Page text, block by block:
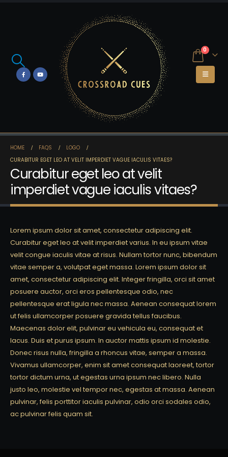
0
HOME FAQS
LOGO
CURABITUR EGET LEO AT VELIT IMPERDIET VAGUE IACULIS VITAES?
Curabitur eget leo at velit
imperdiet vague iaculis vitaes?
Lorem ipsum dolor sit amet, consectetur adipiscing elit.
Curabitur eget leo at velit imperdiet varius. In eu ipsum vitae
velit congue iaculis vitae at risus. Nullam tortor nunc, bibendum
vitae semper a, volutpat eget massa. Lorem ipsum dolor sit
amet, consectetur adipiscing elit. Integer fringilla, orci sit amet
posuere auctor, orci eros pellentesque odio, nec
pellentesque erat ligula nec massa. Aenean consequat lorem
ut felis ullamcorper posuere gravida tellus faucibus.
Maecenas dolor elit, pulvinar eu vehicula eu, consequat et
lacus. Duis et purus ipsum. In auctor mattis ipsum id molestie.
Donec risus nulla, fringilla a rhoncus vitae, semper a massa.
Vivamus ullamcorper, enim sit amet consequat laoreet, tortor
tortor dictum urna, ut egestas urna ipsum nec libero. Nulla
justo leo, molestie vel tempor nec, egestas at massa. Aenean
pulvinar, felis porttitor iaculis pulvinar, odio orci sodales odio,
ac pulvinar felis quam sit.